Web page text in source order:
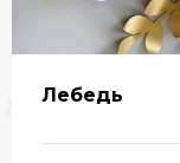
Лебедь